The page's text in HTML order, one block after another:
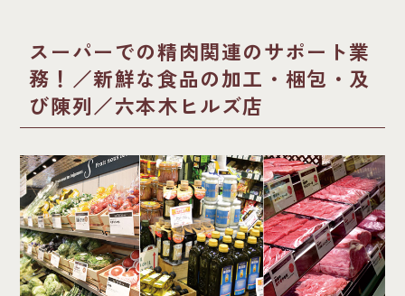
スーパーでの精肉関連のサポート業
務！／新鮮な食品の加工・梱包・及
び陳列／六本木ヒルズ店